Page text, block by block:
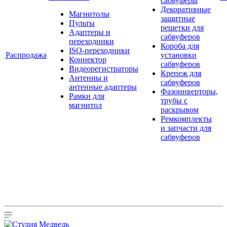
Распродажа
Магнитолы
Пульты
Адаптеры и
переходники
ISO-переходники
Коннектор
Видеорегистраторы
Антенны и
антенные адаптеры
Рамки для
магнитол
Декоративные
защитные
решетки для
сабвуферов
Короба для
установки
сабвуферов
Крепеж для
сабвуферов
Фазоинверторы,
трубы с
раскрывом
Ремкомплекты
и запчасти для
сабвуферов